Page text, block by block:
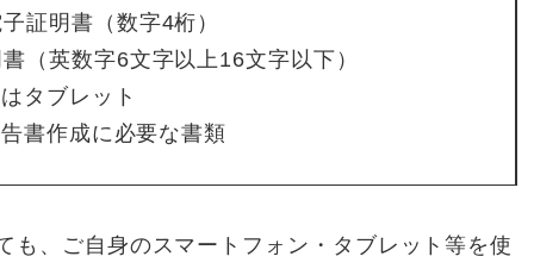
証明書（数字4桁）
（英数字6文字以上16文字以下）
タブレット
書作成に必要な書類
も、ご自身のスマートフォン・タブレット等を使